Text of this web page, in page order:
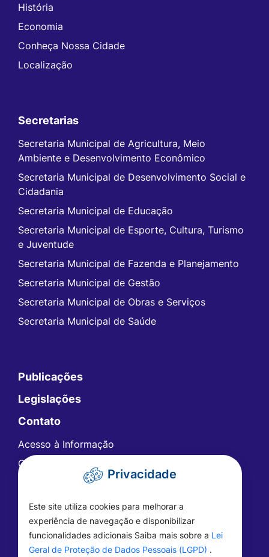
História
Economia
Conheça Nossa Cidade
Localização
Secretarias
Secretaria Municipal de Agricultura, Meio
Ambiente e Desenvolvimento Econômico
Secretaria Municipal de Desenvolvimento Social e
Cidadania
Secretaria Municipal de Educação
Secretaria Municipal de Esporte, Cultura, Turismo
e Juventude
Secretaria Municipal de Fazenda e Planejamento
Secretaria Municipal de Gestão
Secretaria Municipal de Obras e Serviços
Secretaria Municipal de Saúde
Publicações
Legislações
Contato
Acesso à Informação
Ouvidoria
Carta de Serviços
Telefones Úteis
FAQ - Perguntas Frequentes
Privacidade
Este site utiliza cookies para melhorar a
experiência de navegação e disponibilizar
funcionalidades adicionais Saiba mais sobre a Lei
Geral de Proteção de Dados Pessoais (LGPD) .